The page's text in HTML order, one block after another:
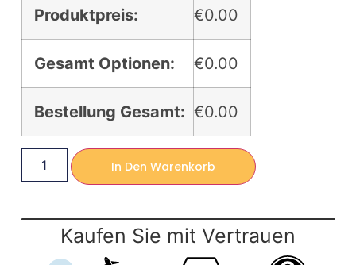
Produktpreis: €0.00
Gesamt Optionen: €0.00
Bestellung Gesamt: €0.00
In Den Warenkorb
Kaufen Sie mit Vertrauen